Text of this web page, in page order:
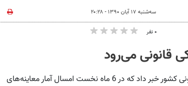
سه‌شنبه ۱۷ آبان ۱۳۹۰ - ۲۰:۲۸
۰ نفر
گروه اجتماعی- محمدعلی بدری: رئیس سازمان پزشکی قانونی کشور خبر داد که در 6 ماه نخست امسال آمار معاینه‌های